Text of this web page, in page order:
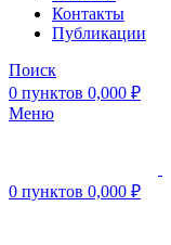
Контакты
Публикации
Поиск
0 пунктов 0,000 ₽
Меню
0 пунктов 0,000 ₽